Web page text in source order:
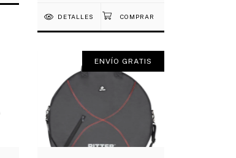
DETALLES
ENVÍO GRATIS